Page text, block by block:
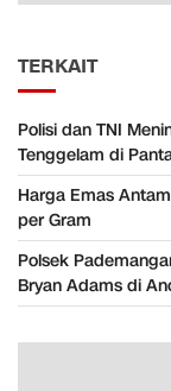
TERKAIT
Polisi dan TNI
Tenggelam di
Harga Emas
per Gram
Polsek
Bryan Adams di